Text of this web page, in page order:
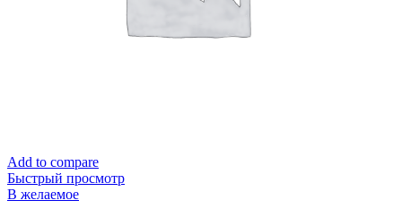
Add to compare
Быстрый просмотр
В желаемое